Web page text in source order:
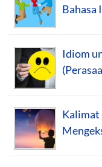
Bahasa
Idiom
Kalimat